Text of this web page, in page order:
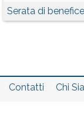
Serata di
Contatti Chi